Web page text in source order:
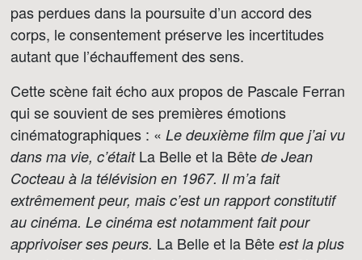
pas perdues dans la poursuite d’un accord des
corps, le consentement préserve les incertitudes
autant que l’échauffement des sens.
Cette scène fait écho aux propos de Pascale Ferran
qui se souvient de ses premières émotions
cinématographiques : « Le deuxième film que j’ai vu
dans ma vie, c’étaitLa Belle et la Bête de Jean
Cocteau à la télévision en 1967. Il m’a fait
extrêmement peur, mais c’est un rapport constitutif
au cinéma. Le cinéma est notamment fait pour
apprivoiser ses peurs. La Belle et la Bête est la plus